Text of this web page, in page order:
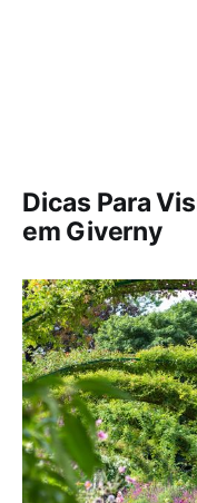
Dicas Para
em Giverny